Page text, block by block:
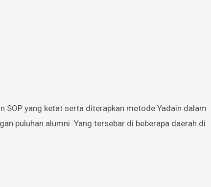
yang ketat serta diterapkan metode Yadain dalam
puluhan alumni. Yang tersebar di beberapa daerah di